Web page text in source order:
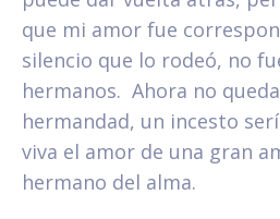
que mi amor fue
silencio que lo rodeó, no
hermanos. Ahora no
hermandad, un incesto
viva el amor de una gran
hermano del alma.